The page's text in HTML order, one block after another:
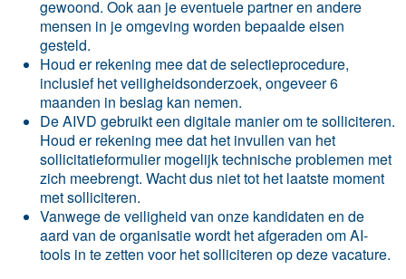
gewoond. Ook aan je eventuele partner en andere
mensen in je omgeving worden bepaalde eisen
gesteld.
Houd er rekening mee dat de selectieprocedure,
inclusief het veiligheidsonderzoek, ongeveer 6
maanden in beslag kan nemen.
De AIVD gebruikt een digitale manier om te solliciteren.
Houd er rekening mee dat het invullen van het
sollicitatieformulier mogelijk technische problemen met
zich meebrengt. Wacht dus niet tot het laatste moment
met solliciteren.
Vanwege de veiligheid van onze kandidaten en de
aard van de organisatie wordt het afgeraden om AI-
tools in te zetten voor het solliciteren op deze vacature.